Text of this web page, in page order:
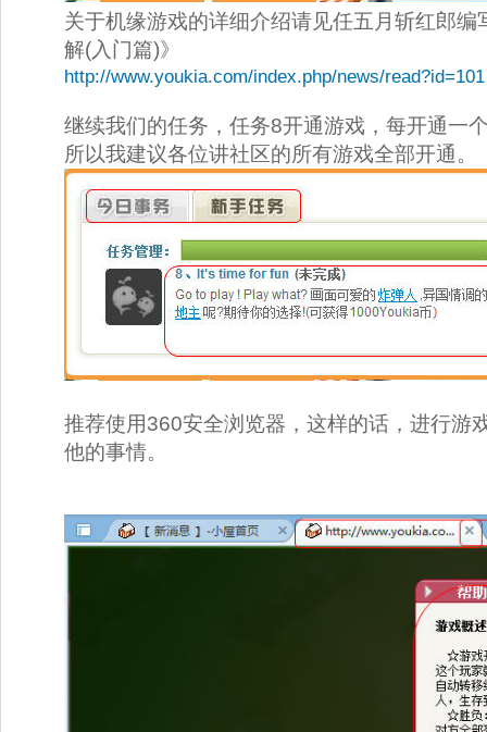
关于机缘游戏的详细介绍请见任五月斩红郎编
解(入门篇)》
http://www.youkia.com/index.php/news/read?id=101
继续我们的任务，任务8开通游戏，每开通一
所以我建议各位讲社区的所有游戏全部开通。
推荐使用360安全浏览器，这样的话，进行游
他的事情。